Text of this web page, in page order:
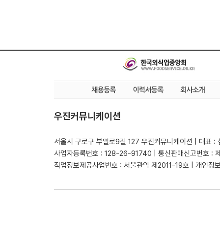
우진커뮤니케이션
서울시 구로구 부일로9길 127 우진커뮤니케이션 | 대표 :
사업자등록번호 : 128-26-91740 | 통신판매신고번호 :
직업정보제공사업번호 : 서울관악 제2011-19호 | 개인정